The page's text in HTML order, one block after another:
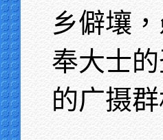
乡僻壤
奉大士
的广摄